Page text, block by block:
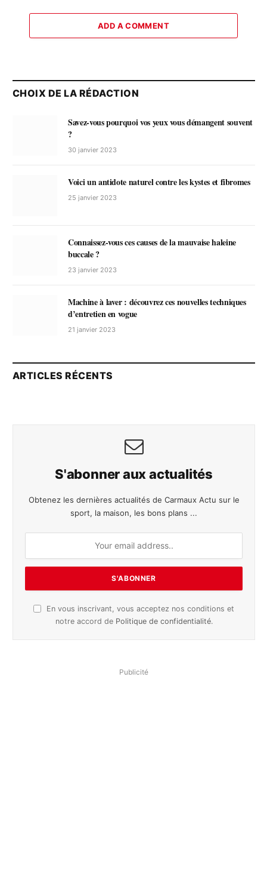
ADD A COMMENT
CHOIX DE LA RÉDACTION
Savez-vous pourquoi vos yeux vous démangent souvent
?
30 janvier 2023
Voici un antidote naturel contre les kystes et fibromes
25 janvier 2023
Connaissez-vous ces causes de la mauvaise haleine
buccale ?
23 janvier 2023
Machine à laver : découvrez ces nouvelles techniques
d’entretien en vogue
21 janvier 2023
ARTICLES RÉCENTS
S'abonner aux actualités
Obtenez les dernières actualités de Carmaux Actu sur le
sport, la maison, les bons plans ...
En vous inscrivant, vous acceptez nos conditions et
notre accord de Politique de confidentialité.
Publicité